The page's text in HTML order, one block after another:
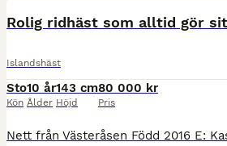
Rolig ridhäst som alltid gör
Islandshäst
Sto
Kön
10 år
Ålder
143 cm
Höjd
80 000 kr
Pris